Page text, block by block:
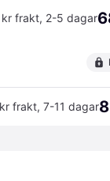
frakt, 2-5 dagar
frakt, 7-11 dagar